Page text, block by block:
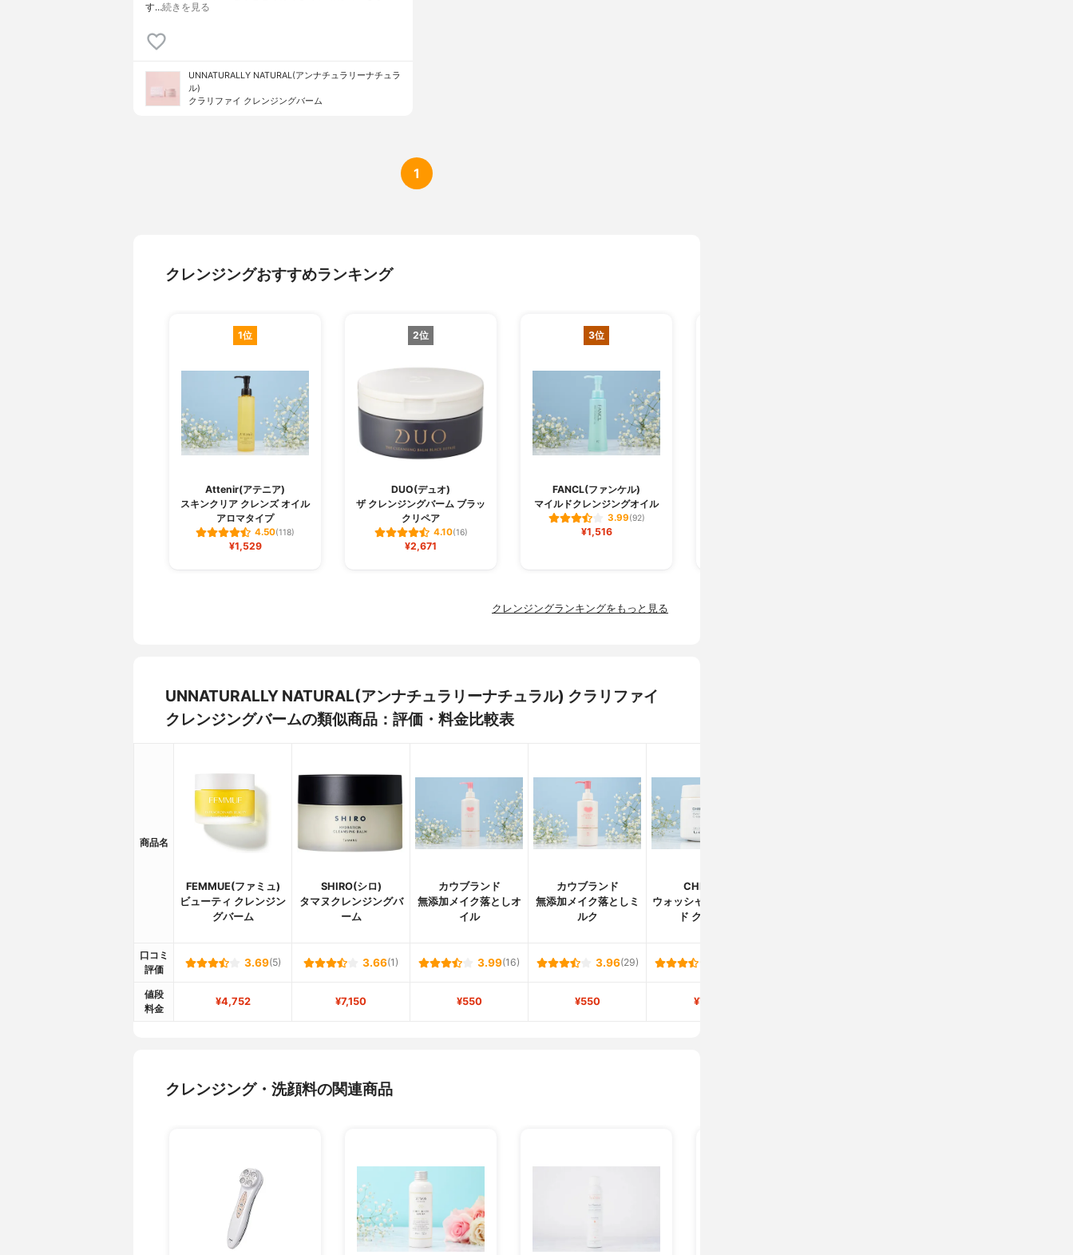
す…続きを見る
UNNATURALLY NATURAL(アンナチュラリーナチュラ
ル)
クラリファイ クレンジングバーム
1
クレンジングおすすめランキング
1位
Attenir(アテニア)
スキンクリア クレンズ オイル
アロマタイプ
4.50(118)
¥1,529
2位
DUO(デュオ)
ザ クレンジングバーム ブラッ
クリペア
4.10(16)
¥2,671
3位
FANCL(ファンケル)
マイルドクレンジングオイル
3.99(92)
¥1,516
クレンジングランキングをもっと見る
UNNATURALLY NATURAL(アンナチュラリーナチュラル) クラリファイ
クレンジングバームの類似商品：評価・料金比較表
商品名
FEMMUE(ファミュ)
ビューティ クレンジン
グバーム
SHIRO(シロ)
タマヌクレンジングバ
ーム
カウブランド
無添加メイク落としオ
イル
カウブランド
無添加メイク落としミ
ルク
CHIFURE
ウォッシャブル コール
ド クリーム
口コミ
評価
3.69(5) 3.66(1) 3.99(16) 3.96(29)
値段
料金
¥4,752 ¥7,150 ¥550 ¥550 ¥715
クレンジング・洗顔料の関連商品